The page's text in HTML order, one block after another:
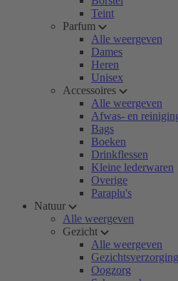
Teint
Parfum
Alle weergeven
Dames
Heren
Unisex
Accessoires
Alle weergeven
Afwas- en
Bags
Boeken
Drinkflessen
Kleine lederwaren
Overige
Paraplu's
Natuur
Alle weergeven
Gezicht
Alle weergeven
Gezichtsverzorging
Oogzorg